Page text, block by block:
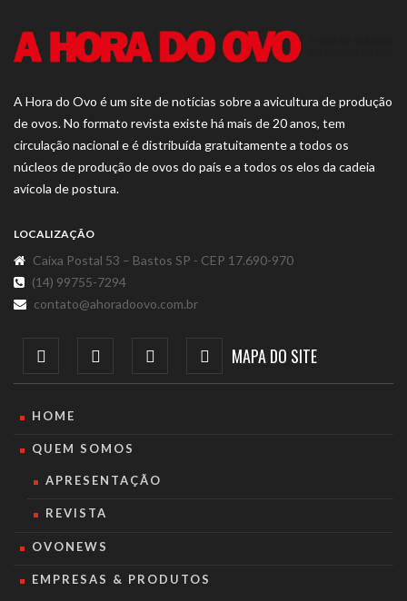
A Hora do Ovo é um site de notícias sobre a avicultura de produção
de ovos. No formato revista existe há mais de 20 anos, tem
circulação nacional e é distribuída gratuitamente a todos os
núcleos de produção de ovos do país e a todos os elos da cadeia
avícola de postura.
LOCALIZAÇÃO
Caixa Postal 53 – Bastos SP - CEP 17.690-970
(14) 99755-7294
contato@ahoradoovo.com.br
MAPA DO SITE
HOME
QUEM SOMOS
APRESENTAÇÃO
REVISTA
OVONEWS
EMPRESAS & PRODUTOS